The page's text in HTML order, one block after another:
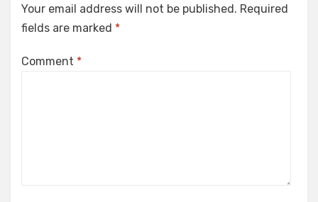
Your email address will not be published. Required
fields are marked *
Comment *